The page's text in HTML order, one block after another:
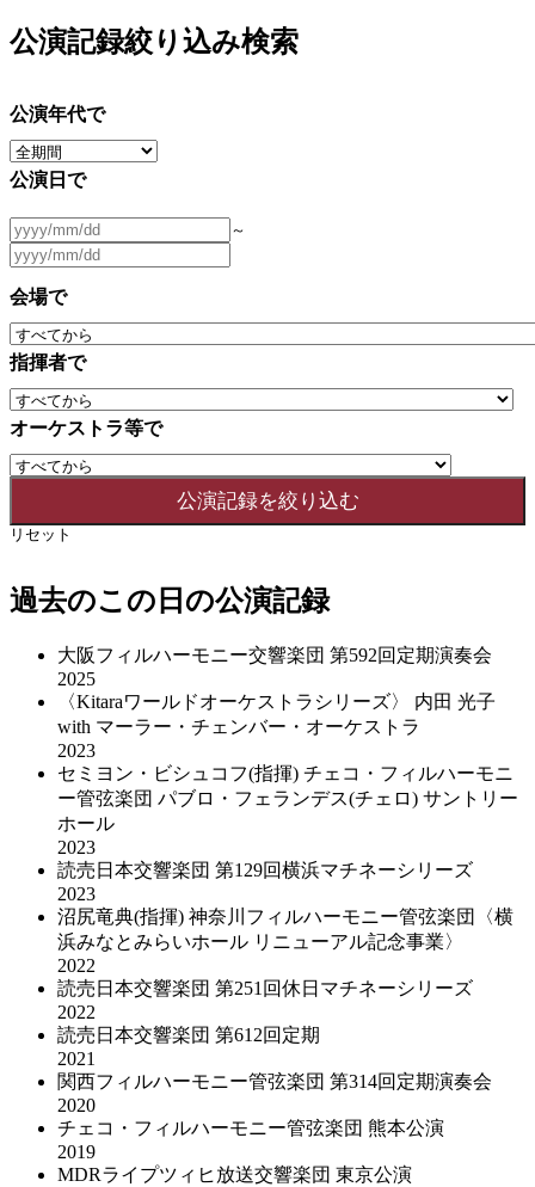
公演記録絞り込み検索
公演年代で
公演日で
～
会場で
指揮者で
オーケストラ等で
リセット
過去のこの日の公演記録
大阪フィルハーモニー交響楽団 第592回定期演奏会
2025
〈Kitaraワールドオーケストラシリーズ〉 内田 光子
with マーラー・チェンバー・オーケストラ
2023
セミヨン・ビシュコフ(指揮) チェコ・フィルハーモニ
ー管弦楽団 パブロ・フェランデス(チェロ) サントリー
ホール
2023
読売日本交響楽団 第129回横浜マチネーシリーズ
2023
沼尻竜典(指揮) 神奈川フィルハーモニー管弦楽団〈横
浜みなとみらいホール リニューアル記念事業〉
2022
読売日本交響楽団 第251回休日マチネーシリーズ
2022
読売日本交響楽団 第612回定期
2021
関西フィルハーモニー管弦楽団 第314回定期演奏会
2020
チェコ・フィルハーモニー管弦楽団 熊本公演
2019
MDRライプツィヒ放送交響楽団 東京公演